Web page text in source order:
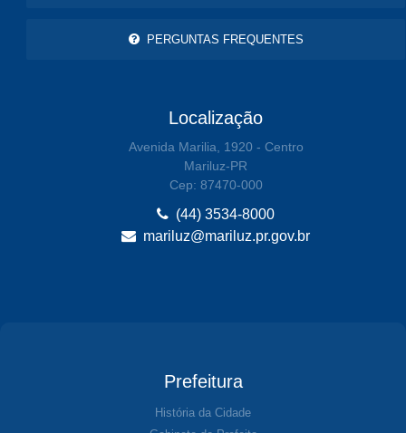
PERGUNTAS FREQUENTES
Localização
Avenida Marilia, 1920 - Centro
Mariluz-PR
Cep: 87470-000
(44) 3534-8000
mariluz@mariluz.pr.gov.br
Prefeitura
História da Cidade